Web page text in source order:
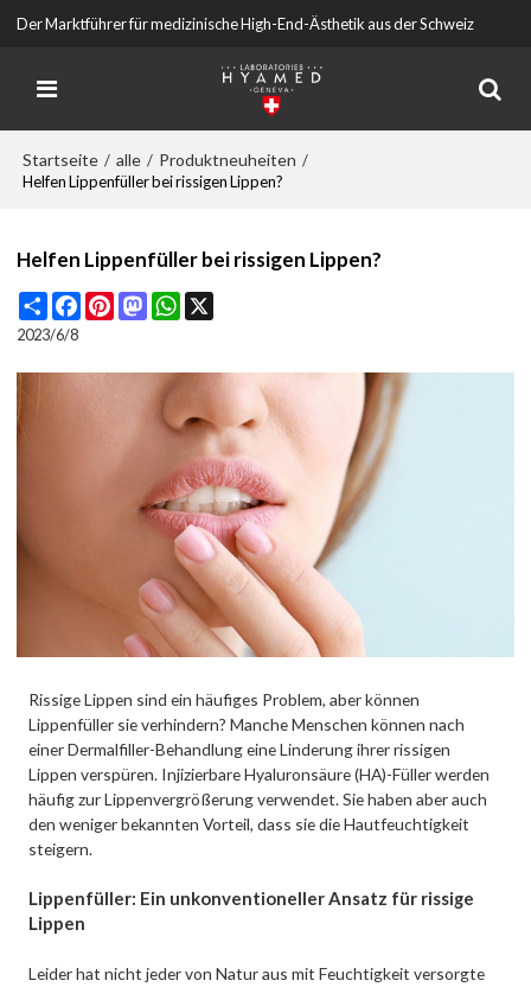
Der Marktführer für medizinische High-End-Ästhetik aus der Schweiz
Startseite / alle / Produktneuheiten /
Helfen Lippenfüller bei rissigen Lippen?
Helfen Lippenfüller bei rissigen Lippen?
Share FacebookPinterestMastodonWhatsApp
2023/6/8
Rissige Lippen sind ein häufiges Problem, aber können
Lippenfüller sie verhindern? Manche Menschen können nach
einer Dermalfiller-Behandlung eine Linderung ihrer rissigen
Lippen verspüren. Injizierbare Hyaluronsäure (HA)-Füller werden
häufig zur Lippenvergrößerung verwendet. Sie haben aber auch
den weniger bekannten Vorteil, dass sie die Hautfeuchtigkeit
steigern.
Lippenfüller: Ein unkonventioneller Ansatz für rissige
Lippen
Leider hat nicht jeder von Natur aus mit Feuchtigkeit versorgte